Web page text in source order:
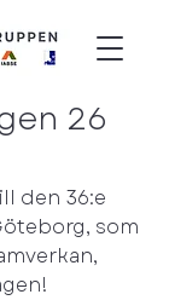
26
den 36:e
som